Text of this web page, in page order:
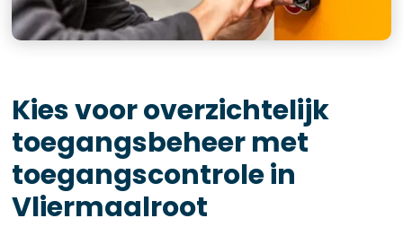
Kies voor overzichtelijk
toegangsbeheer met
toegangscontrole in
Vliermaalroot